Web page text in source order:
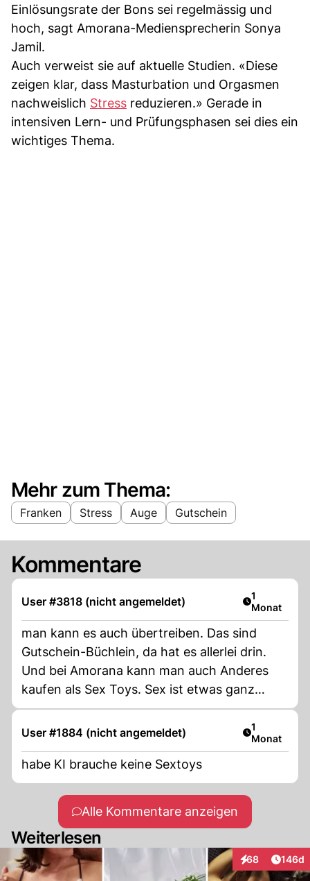
Einlösungsrate der Bons sei regelmässig und
hoch, sagt Amorana-Mediensprecherin Sonya
Jamil.
Auch verweist sie auf aktuelle Studien. «Diese
zeigen klar, dass Masturbation und Orgasmen
nachweislich Stress reduzieren.» Gerade in
intensiven Lern- und Prüfungsphasen sei dies ein
wichtiges Thema.
Mehr zum Thema:
Franken Stress Auge Gutschein
Kommentare
User #3818 (nicht angemeldet) Artikel
1
Monat
man kann es auch übertreiben. Das sind
Gutschein-Büchlein, da hat es allerlei drin.
Und bei Amorana kann man auch Anderes
kaufen als Sex Toys. Sex ist etwas ganz
Normales. Bin sonst nah bei der EDU, aber
hier übertreiben sie.
User #1884 (nicht angemeldet) Artikel
1
Monat
habe KI brauche keine Sextoys
Alle Kommentare anzeigen
Weiterlesen
68
Interaktionen
146d